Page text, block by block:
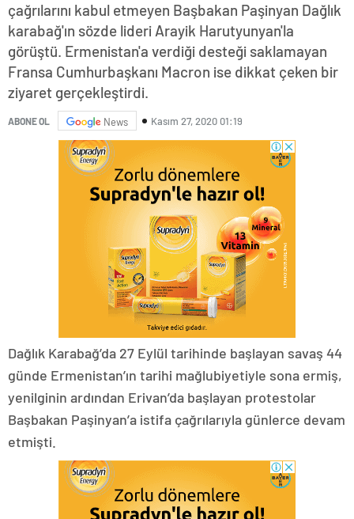
çağrılarını kabul etmeyen Başbakan Paşinyan Dağlık
karabağ'ın sözde lideri Arayik Harutyunyan'la
görüştü. Ermenistan'a verdiği desteği saklamayan
Fransa Cumhurbaşkanı Macron ise dikkat çeken bir
ziyaret gerçekleştirdi.
ABONE OL News Kasım 27, 2020 01:19
Dağlık Karabağ’da 27 Eylül tarihinde başlayan savaş 44
günde Ermenistan’ın tarihi mağlubiyetiyle sona ermiş,
yenilginin ardından Erivan’da başlayan protestolar
Başbakan Paşinyan’a istifa çağrılarıyla günlerce devam
etmişti.